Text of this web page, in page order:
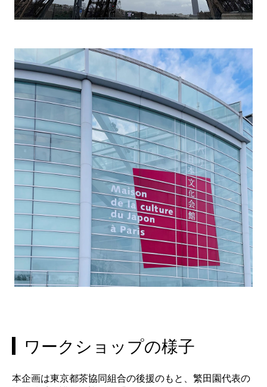
ワークショップの様子
本企画は東京都茶協同組合の後援のもと、繁田園代表の